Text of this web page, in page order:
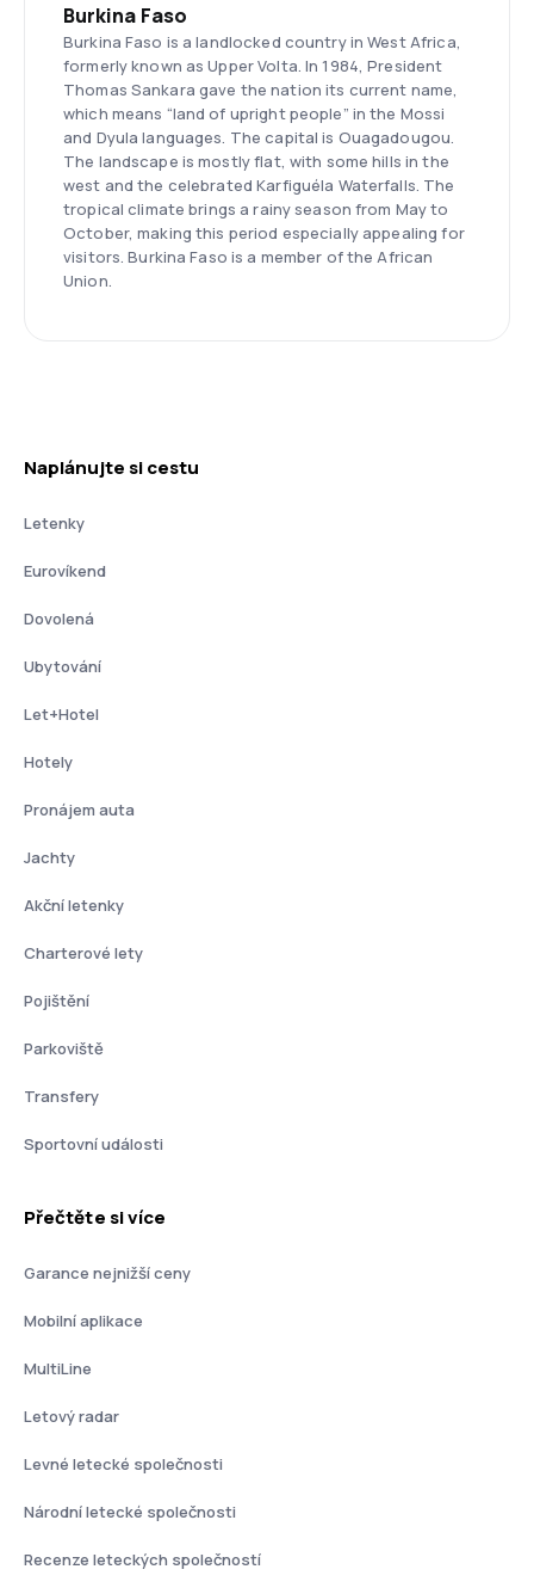
Burkina Faso
Burkina Faso is a landlocked country in West Africa,
formerly known as Upper Volta. In 1984, President
Thomas Sankara gave the nation its current name,
which means “land of upright people” in the Mossi
and Dyula languages. The capital is Ouagadougou.
The landscape is mostly flat, with some hills in the
west and the celebrated Karfiguéla Waterfalls. The
tropical climate brings a rainy season from May to
October, making this period especially appealing for
visitors. Burkina Faso is a member of the African
Union.
Naplánujte si cestu
Letenky
Eurovíkend
Dovolená
Ubytování
Let+Hotel
Hotely
Pronájem auta
Jachty
Akční letenky
Charterové lety
Pojištění
Parkoviště
Transfery
Sportovní události
Přečtěte si více
Garance nejnižší ceny
Mobilní aplikace
MultiLine
Letový radar
Levné letecké společnosti
Národní letecké společnosti
Recenze leteckých společností